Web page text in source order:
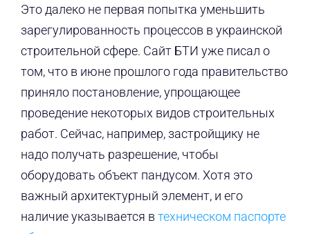
Это далеко не первая попытка уменьшить
зарегулированность процессов в украинской
строительной сфере. Сайт БТИ уже писал о
том, что в июне прошлого года правительство
приняло постановление, упрощающее
проведение некоторых видов строительных
работ. Сейчас, например, застройщику не
надо получать разрешение, чтобы
оборудовать объект пандусом. Хотя это
важный архитектурный элемент, и его
наличие указывается в техническом паспорте